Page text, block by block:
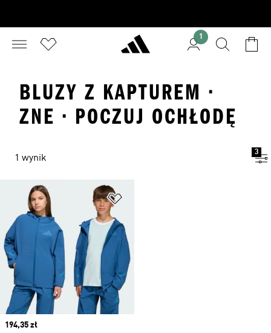
1
BLUZY Z KAPTUREM ·
ZNE · POCZUJ OCHŁODĘ
1 wynik
3
Current price
194,35 zł